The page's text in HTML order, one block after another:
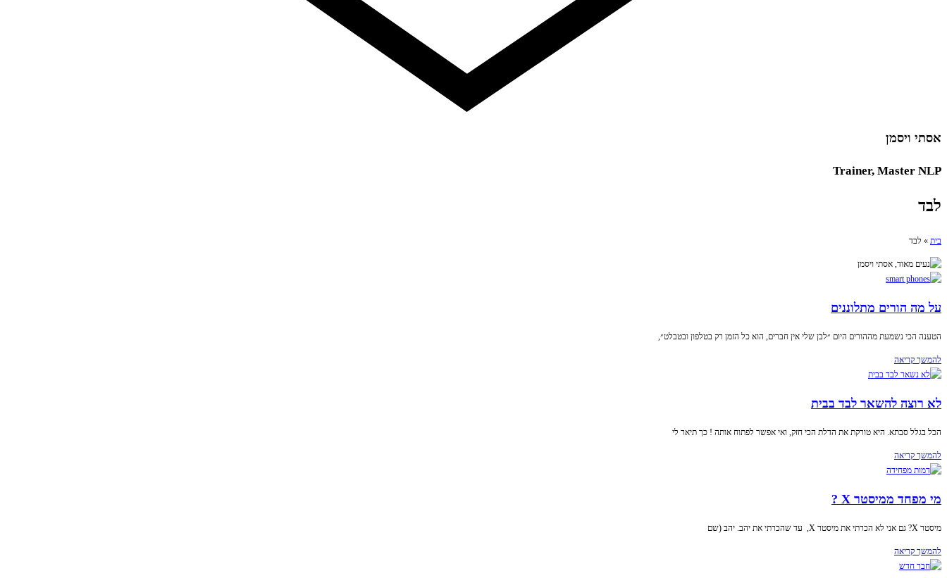
אסתי ויסמן
Trainer, Master NLP
לבד
בית » לבד
על מה הורים מתלוננים
הטענה הכי נשמעת מההורים היום ״לבן שלי אין חברים, הוא כל הזמן רק בטלפון ובטבלט״,
להמשך קריאה
לא רוצה להשאר לבד בבית
הכל בגלל סבתא. היא טורקת את הדלת הכי חזק, ואי אפשר לפתוח אותה ! כך תיאר לי
להמשך קריאה
מי מפחד ממיסטר X ?
מיסטר X? גם אני לא הכרתי את מיסטר X, עד שהכרתי את יהב. יהב (שם
להמשך קריאה